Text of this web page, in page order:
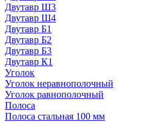
Двутавр Ш3
Двутавр Ш4
Двутавр Б1
Двутавр Б2
Двутавр Б3
Двутавр К1
Уголок
Уголок неравнополочный
Уголок равнополочный
Полоса
Полоса стальная 100 мм